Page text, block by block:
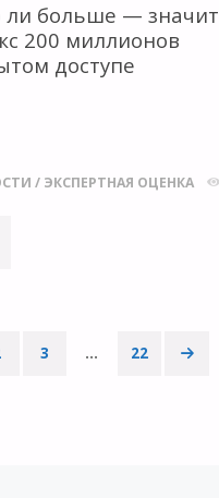
ли больше — значит
200 миллионов
доступе
/ ЭКСПЕРТНАЯ ОЦЕНКА
3 … 22